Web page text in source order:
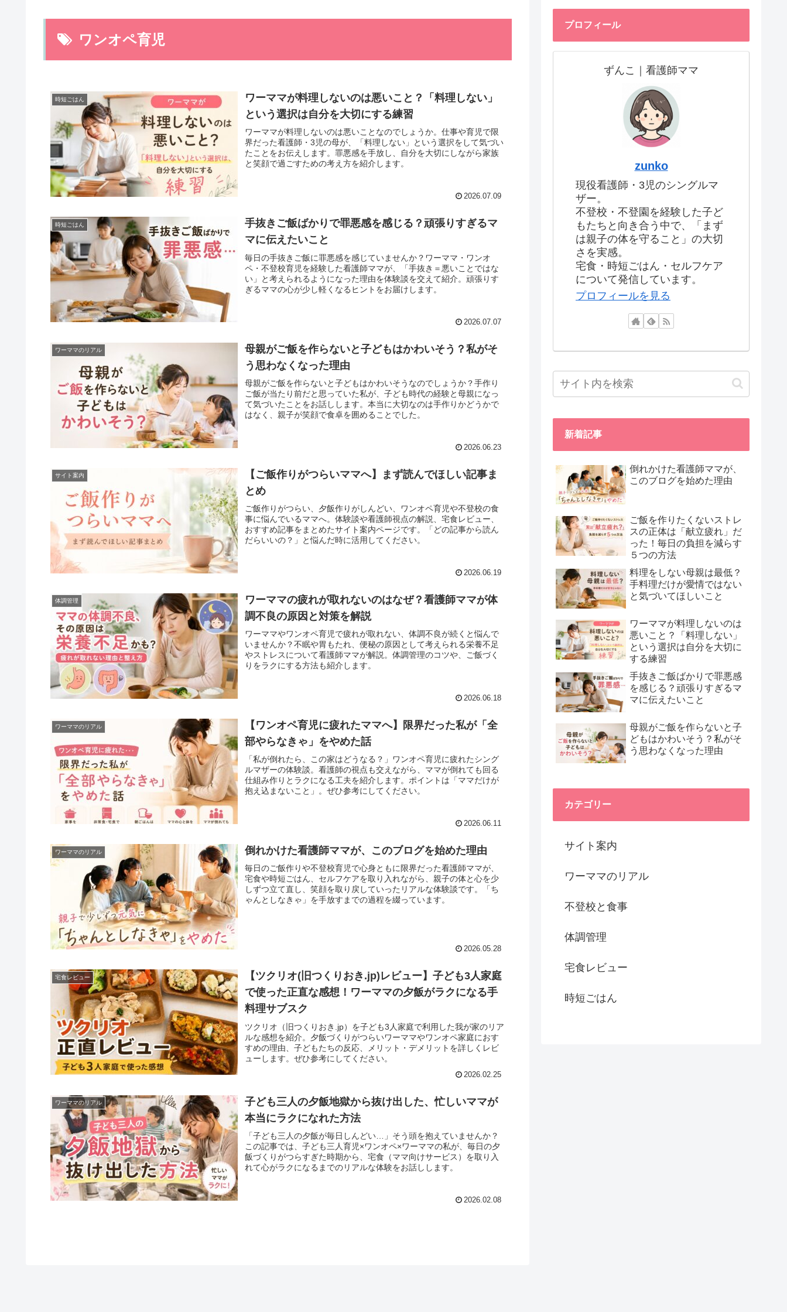
ワンオペ育児
時短ごはん
ワーママが料理しないのは悪いこと？「料理しない」
という選択は自分を大切にする練習
ワーママが料理しないのは悪いことなのでしょうか。仕事や育児で限
界だった看護師・3児の母が、「料理しない」という選択をして気づい
たことをお伝えします。罪悪感を手放し、自分を大切にしながら家族
と笑顔で過ごすための考え方を紹介します。
2026.07.09
時短ごはん
手抜きご飯ばかりで罪悪感を感じる？頑張りすぎるマ
マに伝えたいこと
毎日の手抜きご飯に罪悪感を感じていませんか？ワーママ・ワンオ
ペ・不登校育児を経験した看護師ママが、「手抜き＝悪いことではな
い」と考えられるようになった理由を体験談を交えて紹介。頑張りす
ぎるママの心が少し軽くなるヒントをお届けします。
2026.07.07
ワーママのリアル
母親がご飯を作らないと子どもはかわいそう？私がそ
う思わなくなった理由
母親がご飯を作らないと子どもはかわいそうなのでしょうか？手作り
ご飯が当たり前だと思っていた私が、子ども時代の経験と母親になっ
て気づいたことをお話しします。本当に大切なのは手作りかどうかで
はなく、親子が笑顔で食卓を囲めることでした。
2026.06.23
サイト案内
【ご飯作りがつらいママへ】まず読んでほしい記事ま
とめ
ご飯作りがつらい、夕飯作りがしんどい、ワンオペ育児や不登校の食
事に悩んでいるママへ。体験談や看護師視点の解説、宅食レビュー、
おすすめ記事をまとめたサイト案内ページです。「どの記事から読ん
だらいいの？」と悩んだ時に活用してください。
2026.06.19
体調管理
ワーママの疲れが取れないのはなぜ？看護師ママが体
調不良の原因と対策を解説
ワーママやワンオペ育児で疲れが取れない、体調不良が続くと悩んで
いませんか？不眠や胃もたれ、便秘の原因として考えられる栄養不足
やストレスについて看護師ママが解説。体調管理のコツや、ご飯づく
りをラクにする方法も紹介します。
2026.06.18
ワーママのリアル
【ワンオペ育児に疲れたママへ】限界だった私が「全
部やらなきゃ」をやめた話
「私が倒れたら、この家はどうなる？」ワンオペ育児に疲れたシング
ルマザーの体験談。看護師の視点も交えながら、ママが倒れても回る
仕組み作りとラクになる工夫を紹介します。ポイントは「ママだけが
抱え込まないこと」。ぜひ参考にしてください。
2026.06.11
ワーママのリアル 倒れかけた看護師ママが、このブログを始めた理由
毎日のご飯作りや不登校育児で心身ともに限界だった看護師ママが、
宅食や時短ごはん、セルフケアを取り入れながら、親子の体と心を少
しずつ立て直し、笑顔を取り戻していったリアルな体験談です。「ち
ゃんとしなきゃ」を手放すまでの過程を綴っています。
2026.05.28
宅食レビュー
【ツクリオ(旧つくりおき.jp)レビュー】子ども3人家庭
で使った正直な感想！ワーママの夕飯がラクになる手
料理サブスク
ツクリオ（旧つくりおき.jp）を子ども3人家庭で利用した我が家のリア
ルな感想を紹介。夕飯づくりがつらいワーママやワンオペ家庭におす
すめの理由、子どもたちの反応、メリット・デメリットを詳しくレビ
ューします。ぜひ参考にしてください。
2026.02.25
ワーママのリアル
子ども三人の夕飯地獄から抜け出した、忙しいママが
本当にラクになれた方法
「子ども三人の夕飯が毎日しんどい…」そう頭を抱えていませんか？
この記事では、子ども三人育児×ワンオペ×ワーママの私が、毎日の夕
飯づくりがつらすぎた時期から、宅食（ママ向けサービス）を取り入
れて心がラクになるまでのリアルな体験をお話しします。
2026.02.08
プロフィール
ずんこ｜看護師ママ
zunko
現役看護師・3児のシングルマ
ザー。
不登校・不登園を経験した子ど
もたちと向き合う中で、「まず
は親子の体を守ること」の大切
さを実感。
宅食・時短ごはん・セルフケア
について発信しています。
プロフィールを見る
新着記事
倒れかけた看護師ママが、
このブログを始めた理由
ご飯を作りたくないストレ
スの正体は「献立疲れ」だ
った！毎日の負担を減らす
５つの方法
料理をしない母親は最低？
手料理だけが愛情ではない
と気づいてほしいこと
ワーママが料理しないのは
悪いこと？「料理しない」
という選択は自分を大切に
する練習
手抜きご飯ばかりで罪悪感
を感じる？頑張りすぎるマ
マに伝えたいこと
母親がご飯を作らないと子
どもはかわいそう？私がそ
う思わなくなった理由
カテゴリー
サイト案内
ワーママのリアル
不登校と食事
体調管理
宅食レビュー
時短ごはん